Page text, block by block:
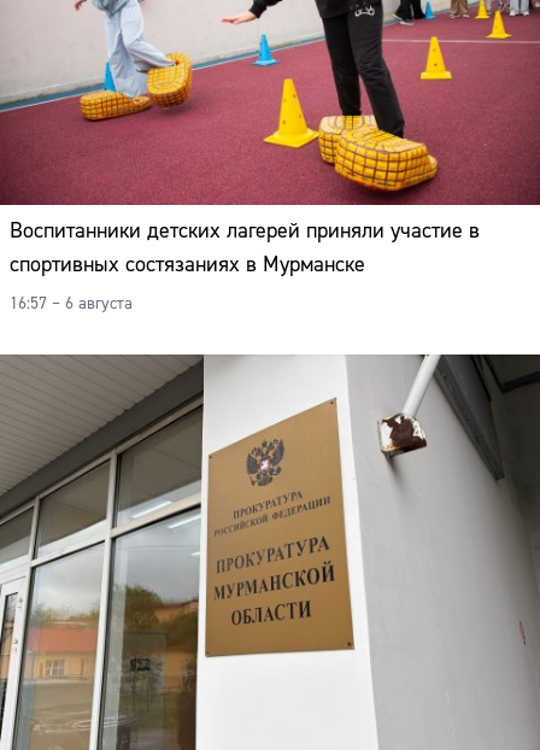
Воспитанники детских лагерей приняли участие в
спортивных состязаниях в Мурманске
16:57 – 6 августа